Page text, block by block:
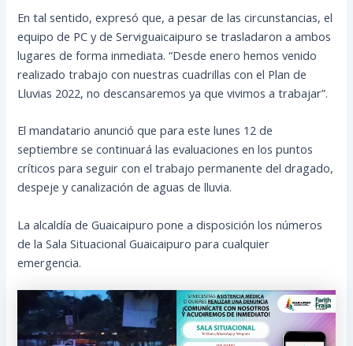
En tal sentido, expresó que, a pesar de las circunstancias, el
equipo de PC y de Serviguaicaipuro se trasladaron a ambos
lugares de forma inmediata. “Desde enero hemos venido
realizado trabajo con nuestras cuadrillas con el Plan de
Lluvias 2022, no descansaremos ya que vivimos a trabajar”.
El mandatario anunció que para este lunes 12 de
septiembre se continuará las evaluaciones en los puntos
críticos para seguir con el trabajo permanente del dragado,
despeje y canalización de aguas de lluvia.
La alcaldía de Guaicaipuro pone a disposición los números
de la Sala Situacional Guaicaipuro para cualquier
emergencia.